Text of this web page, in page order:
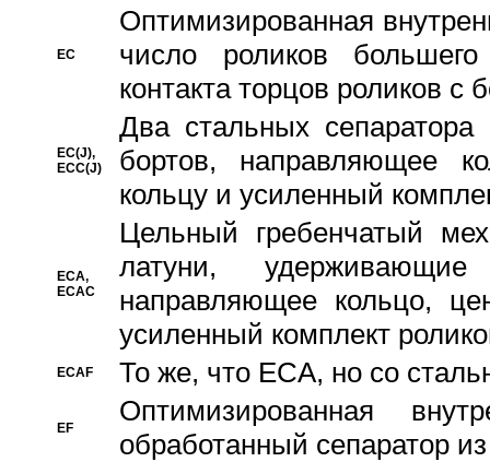
EC
Oптимизированная
число роликов
контакта торцов роликов с
EC(J),
ECC(J)
Два стальных сепаратора
бортов, направляющее
кольцу и усиленный
ECA,
ECAC
Цельный гребенчатый
латуни,
направляющее кольцо,
усиленный комплект
ECAF То же, что ECA, но со
EF
Оптимизированная
обработанный сепаратор